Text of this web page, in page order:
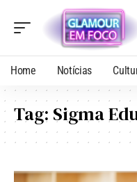
Home Notícias
Tag: Sigma